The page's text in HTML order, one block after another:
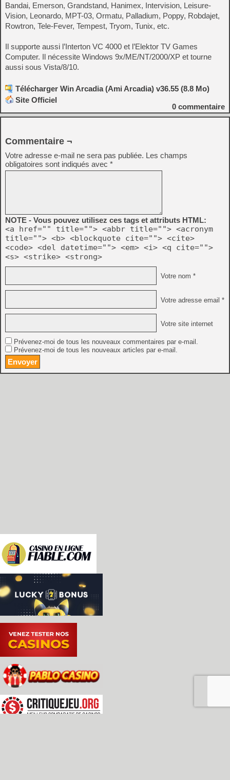
Bandai, Emerson, Grandstand, Hanimex, Intervision, Leisure-
Vision, Leonardo, MPT-03, Ormatu, Palladium, Poppy, Robdajet,
Rowtron, Tele-Fever, Tempest, Tryom, Tunix, etc.
Il supporte aussi l’Interton VC 4000 et l’Elektor TV Games
Computer. Il nécessite Windows 9x/ME/NT/2000/XP et tourne
aussi sous Vista/8/10.
Télécharger Win Arcadia (Ami Arcadia) v36.55 (8.8 Mo)
Site Officiel
0 commentaire
Commentaire ¬
Votre adresse e-mail ne sera pas publiée. Les champs
obligatoires sont indiqués avec *
NOTE - Vous pouvez utilisez ces tags et attributs HTML:
<a href="" title=""> <abbr title=""> <acronym
title=""> <b> <blockquote cite=""> <cite>
<code> <del datetime=""> <em> <i> <q cite="">
<s> <strike> <strong>
Votre nom *
Votre adresse email *
Votre site internet
Prévenez-moi de tous les nouveaux commentaires par e-mail.
Prévenez-moi de tous les nouveaux articles par e-mail.